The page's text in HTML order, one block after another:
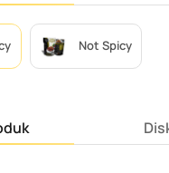
Not Spicy